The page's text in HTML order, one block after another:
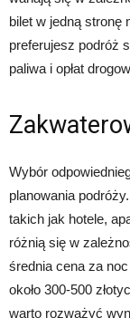
bilet w jedną stronę
preferujesz podróż
paliwa i opłat
Wybór
planowania
takich jak hotele,
różnią się w
średnia cena za
około 300-500
warto rozważyć